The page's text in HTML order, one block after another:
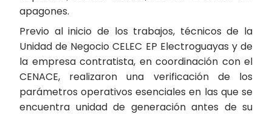
apagones.
Previo al inicio de los trabajos, técnicos de la
Unidad de Negocio CELEC EP Electroguayas y de
la empresa contratista, en coordinación con el
CENACE, realizaron una verificación de los
parámetros operativos esenciales en las que se
encuentra unidad de generación antes de su